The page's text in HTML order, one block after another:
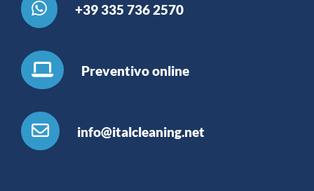
+39 335 736 2570
Preventivo online
info@italcleaning.net